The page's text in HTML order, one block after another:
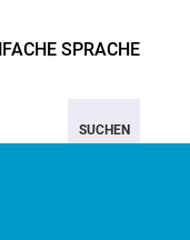
SPRACHE
SUCHEN